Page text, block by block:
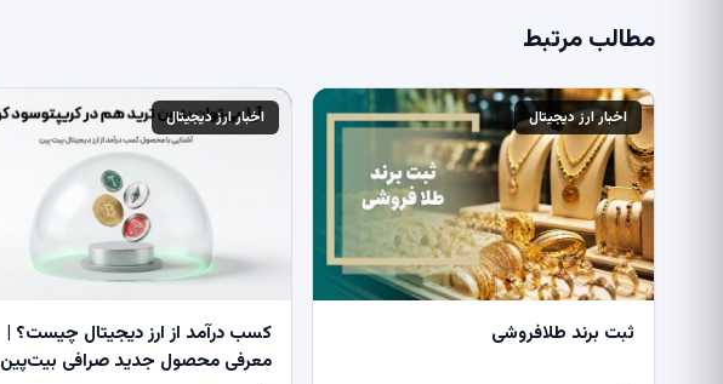
مطالب مرتبط
اخبار ارز دیجیتال
ثبت برند طلافروشی
اخبار ارز دیجیتال
کسب درآمد از ارز دیجیتال چیست؟ |
معرفی محصول جدید صرافی بیت‌پین